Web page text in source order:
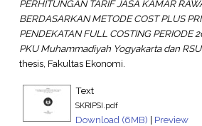
PERHITUNGAN TARIF JASA KAMAR
BERDASARKAN METODE COST PLUS
PENDEKATAN FULL COSTING PERIODE
PKU Muhammadiyah Yogyakarta dan
thesis, Fakultas Ekonomi.
Text
SKRIPSI.pdf
Download (6MB) | Preview